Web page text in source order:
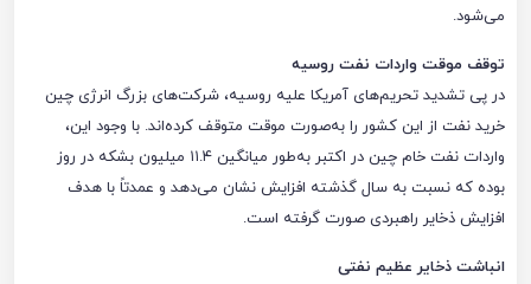
می‌شود.
توقف موقت واردات نفت روسیه
در پی تشدید تحریم‌های آمریکا علیه روسیه، شرکت‌های بزرگ انرژی چین
خرید نفت از این کشور را به‌صورت موقت متوقف کرده‌اند. با وجود این،
واردات نفت خام چین در اکتبر به‌طور میانگین ۱۱.۴ میلیون بشکه در روز
بوده که نسبت به سال گذشته افزایش نشان می‌دهد و عمدتاً با هدف
افزایش ذخایر راهبردی صورت گرفته است.
انباشت ذخایر عظیم نفتی